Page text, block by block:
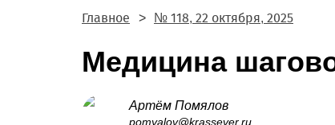
Главное № 118, 22 октября, 2025
Медицина
Артём Помялов
pomyalov@krassever.ru